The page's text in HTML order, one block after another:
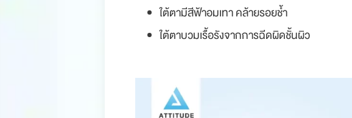
ใต้ตามีสีฟ้าอมเทา คล้ายรอยช้ำ
ใต้ตาบวมเรื้อรังจากการฉีดผิดชั้นผิว